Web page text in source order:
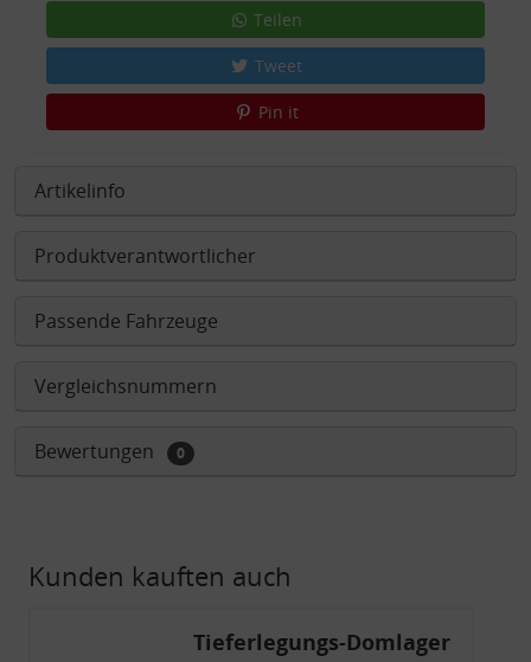
Teilen
Tweet
Pin it
Artikelinfo
Produktverantwortlicher
Passende Fahrzeuge
Vergleichsnummern
Bewertungen 0
Kunden kauften auch
Tieferlegungs-Domlager